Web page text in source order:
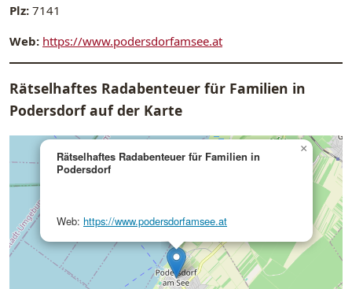
Plz: 7141
Web: https://www.podersdorfamsee.at
Rätselhaftes Radabenteuer für Familien in
Podersdorf auf der Karte
Rätselhaftes Radabenteuer für Familien in
Podersdorf
Web: https://www.podersdorfamsee.at
×